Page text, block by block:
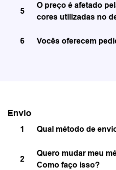
5
O preço é afetado
cores utilizadas no
6 Vocês oferecem
Envio
1 Qual método de
2
Quero mudar meu
Como faço isso?